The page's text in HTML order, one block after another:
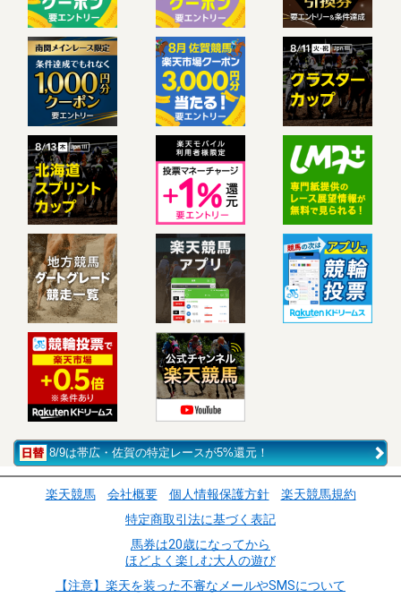
8/9は帯広・佐賀の特定レースが5%還元！
楽天競馬 会社概要 個人情報保護方針
楽天競馬規約
特定商取引法に基づく表記
馬券は20歳になってから
ほどよく楽しむ大人の遊び
【注意】楽天を装った不審なメールやSMSについて